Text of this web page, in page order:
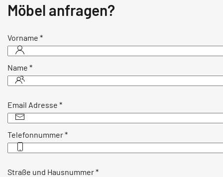
Möbel anfragen?
Vorname *
Name *
Email Adresse *
Telefonnummer*
Straße und Hausnummer*